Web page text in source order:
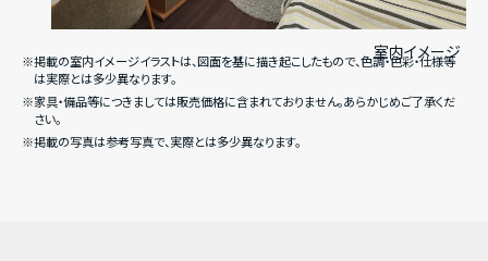
室内イメージ
※掲載の室内イメージイラストは、図面を基に描き起こしたもので、色調・色彩・仕様等
は実際とは多少異なります。
※家具・備品等につきましては販売価格に含まれておりません。あらかじめご了承くだ
さい。
※掲載の写真は参考写真で、実際とは多少異なります。